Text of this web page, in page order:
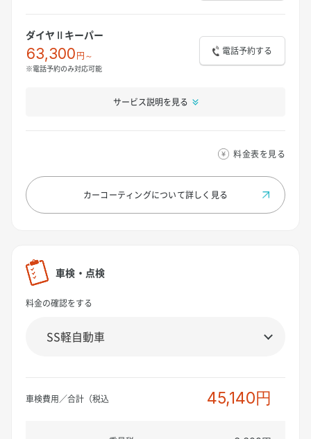
ダイヤⅡキーパー
63,300円～
※電話予約のみ対応可能
電話予約する
サービス説明を見る
料金表を見る
カーコーティングについて詳しく見る
車検・点検
料金の確認をする
車検費用／合計（税込 45,140円